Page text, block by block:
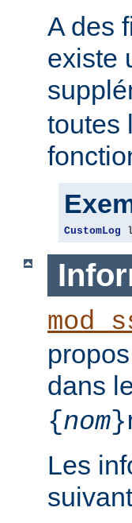
A des
existe
toutes
CustomLog
dans
{nom
Les